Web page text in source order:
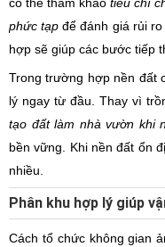
phức tạp để đánh giá rủi
hợp sẽ giúp các bước tiếp
Trong trường hợp nền đất
lý ngay từ đầu. Thay vì
tạo đất làm nhà vườn khi
bền vững. Khi nền đất ổn
nhiều.
Phân khu hợp lý giúp
Cách tổ chức không gian